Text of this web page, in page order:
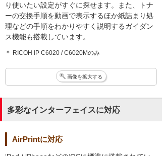
り使いたい設定がすぐに探せます。また、トナ
ーの交換手順を動画で表示するほか紙詰まり処
理などの手順をわかりやすく説明するガイダン
ス機能も搭載しています。
＊ RICOH IP C6020 / C6020Mのみ
画像を拡大する
多彩なインターフェイスに対応
AirPrintに対応